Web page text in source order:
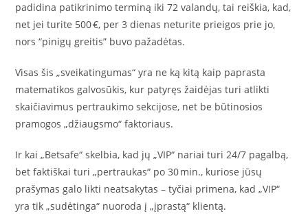
padidina patikrinimo terminą iki 72 valandų, tai reiškia, kad,
net jei turite 500 €, per 3 dienas neturite prieigos prie jo,
nors “pinigų greitis” buvo pažadėtas.
Visas šis „sveikatingumas“ yra ne ką kitą kaip paprasta
matematikos galvosūkis, kur patyręs žaidėjas turi atlikti
skaičiavimus pertraukimo sekcijose, net be būtinosios
pramogos „džiaugsmo“ faktoriaus.
Ir kai „Betsafe“ skelbia, kad jų „VIP“ nariai turi 24/7 pagalbą,
bet faktiškai turi „pertraukas“ po 30 min., kuriose jūsų
prašymas galo likti neatsakytas – tyčiai primena, kad „VIP“
yra tik „sudėtinga“ nuoroda į „įprastą“ klientą.